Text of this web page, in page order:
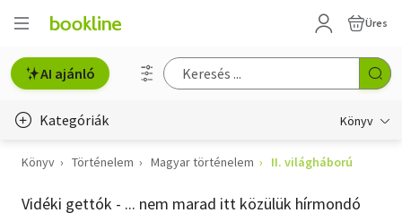
Üres
AI ajánló
Kategóriák Könyv
Életmód, egészség
Erotika
Könyv Történelem Magyar történelem II. világháború
Vidéki gettók - ... nem marad itt közülük hírmondó